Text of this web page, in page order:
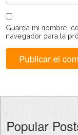
Guarda mi nombre,
navegador para la
Popular